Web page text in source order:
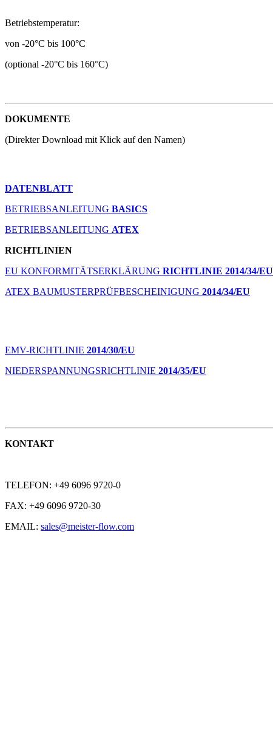
Betriebstemperatur:
von -20°C bis 100°C
(optional -20°C bis 160°C)
DOKUMENTE
(Direkter Download mit Klick auf den Namen)
DATENBLATT
BETRIEBSANLEITUNG BASICS
BETRIEBSANLEITUNG ATEX
RICHTLINIEN
EU KONFORMITÄTSERKLÄRUNG RICHTLINIE 2014/34/EU
ATEX BAUMUSTERPRÜFBESCHEINIGUNG 2014/34/EU
EMV-RICHTLINIE 2014/30/EU
NIEDERSPANNUNGSRICHTLINIE 2014/35/EU
KONTAKT
TELEFON: +49 6096 9720-0
FAX: +49 6096 9720-30
EMAIL: sales@meister-flow.com